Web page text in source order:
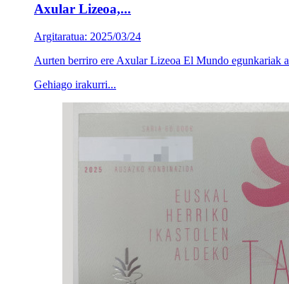
Axular Lizeoa,...
Argitaratua: 2025/03/24
Aurten berriro ere Axular Lizeoa El Mundo egunkariak
Gehiago irakurri...